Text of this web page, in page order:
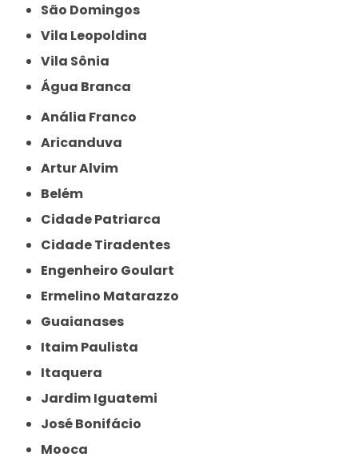
São Domingos
Vila Leopoldina
Vila Sônia
Água Branca
Anália Franco
Aricanduva
Artur Alvim
Belém
Cidade Patriarca
Cidade Tiradentes
Engenheiro Goulart
Ermelino Matarazzo
Guaianases
Itaim Paulista
Itaquera
Jardim Iguatemi
José Bonifácio
Mooca